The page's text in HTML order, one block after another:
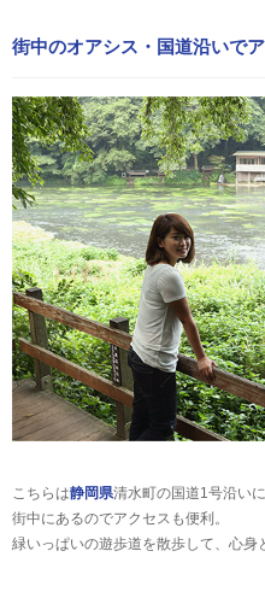
街中のオアシス・国道沿いで
こちらは静岡県清水町の国道1号沿い
街中にあるのでアクセスも便利。
緑いっぱいの遊歩道を散歩して、心身